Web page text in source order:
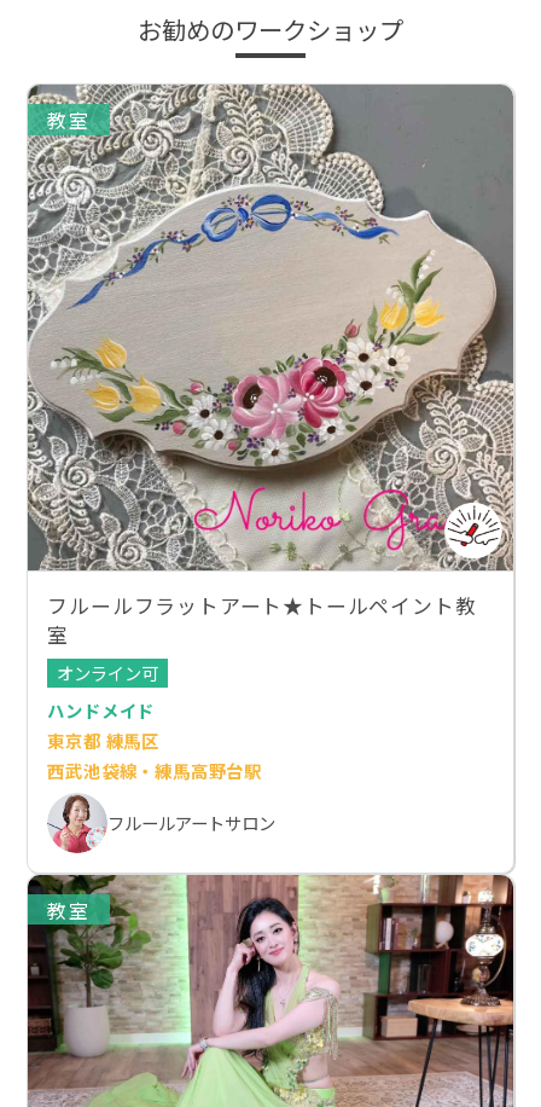
お勧めのワークショップ
教室
フルールフラットアート★トールペイント教
室
オンライン可
ハンドメイド
東京都 練馬区
西武池袋線・練馬高野台駅
フルールアートサロン
教室